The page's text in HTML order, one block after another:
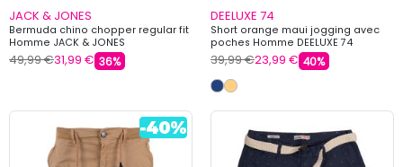
JACK & JONES
Bermuda chino chopper regular fit
Homme JACK & JONES
49,99 €31,99 € 36%
DEELUXE 74
Short orange maui jogging avec
poches Homme DEELUXE 74
39,99 €23,99 € 40%